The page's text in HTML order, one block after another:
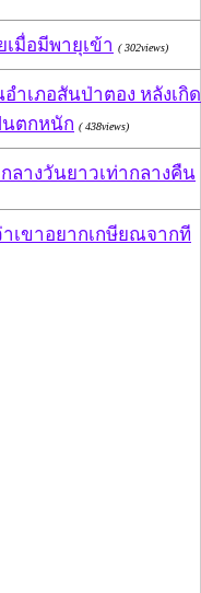
เมื่อมีพายุเข้า ( 302views)
ำเภอสันป่าตอง หลังเกิด
นตกหนัก ( 438views)
ลางวันยาวเท่ากลางคืน
เขาอยากเกษียณจากที